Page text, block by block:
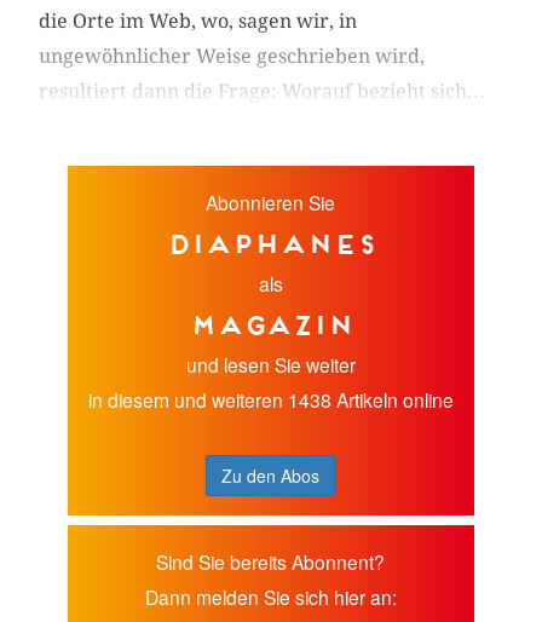
die Orte im Web, wo, sagen wir, in
ungewöhnlicher Weise geschrieben wird,
resultiert dann die Frage: Worauf bezieht sich...
Abonnieren Sie
diaphanes
als
Magazin
und lesen Sie weiter
in diesem und weiteren 1438 Artikeln online
Zu den Abos
Sind Sie bereits Abonnent?
Dann melden Sie sich hier an: